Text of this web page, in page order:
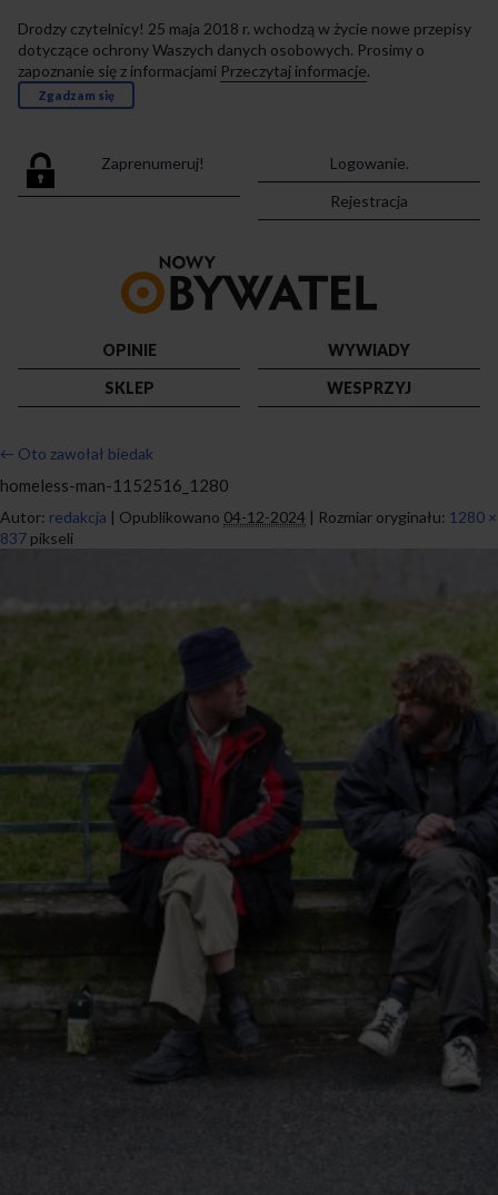
Drodzy czytelnicy! 25 maja 2018 r. wchodzą w życie nowe przepisy
dotyczące ochrony Waszych danych osobowych. Prosimy o
zapoznanie się z informacjami Przeczytaj informacje.
Zgadzam się
Zaprenumeruj!
Logowanie.
Rejestracja
strony
OPINIE
WYWIADY
SKLEP
WESPRZYJ
← Oto zawołał biedak
homeless-man-1152516_1280
Autor: redakcja | Opublikowano 04-12-2024 | Rozmiar oryginału: 1280 ×
837 pikseli